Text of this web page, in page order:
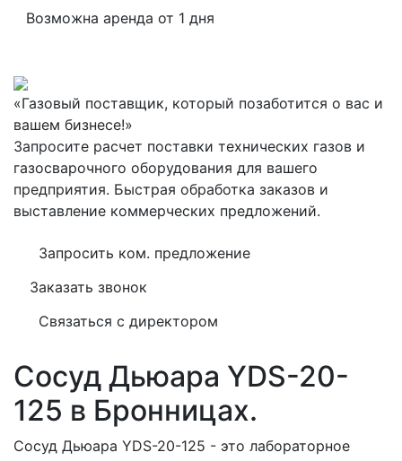
Возможна аренда от 1 дня
«Газовый поставщик, который позаботится о вас и
вашем бизнесе!»
Запросите расчет поставки технических газов и
газосварочного оборудования для вашего
предприятия. Быстрая обработка заказов и
выставление коммерческих предложений.
Запросить ком. предложение
Заказать звонок
Связаться с директором
Сосуд Дьюара YDS-20-
125 в Бронницах.
Сосуд Дьюара YDS-20-125 - это лабораторное